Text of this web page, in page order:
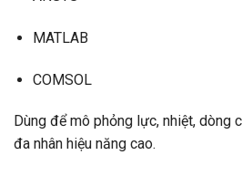
MATLAB
COMSOL
Dùng để mô phỏng lực, nhiệt, dòng
đa nhân hiệu năng cao.